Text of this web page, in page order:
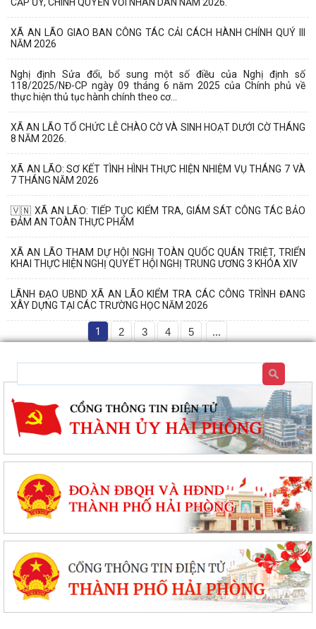
CẤP ỦY, CHÍNH QUYỀN VỚI NHÂN DÂN NĂM 2026.
XÃ AN LÃO GIAO BAN CÔNG TÁC CẢI CÁCH HÀNH CHÍNH QUÝ III
NĂM 2026
Nghị định Sửa đổi, bổ sung một số điều của Nghị định số
118/2025/NĐ-CP ngày 09 tháng 6 năm 2025 của Chính phủ về
thực hiện thủ tục hành chính theo cơ...
XÃ AN LÃO TỔ CHỨC LỄ CHÀO CỜ VÀ SINH HOẠT DƯỚI CỜ THÁNG
8 NĂM 2026.
XÃ AN LÃO: SƠ KẾT TÌNH HÌNH THỰC HIỆN NHIỆM VỤ THÁNG 7 VÀ
7 THÁNG NĂM 2026
🇻🇳 XÃ AN LÃO: TIẾP TỤC KIỂM TRA, GIÁM SÁT CÔNG TÁC BẢO
ĐẢM AN TOÀN THỰC PHẨM
XÃ AN LÃO THAM DỰ HỘI NGHỊ TOÀN QUỐC QUÁN TRIỆT, TRIỂN
KHAI THỰC HIỆN NGHỊ QUYẾT HỘI NGHỊ TRUNG ƯƠNG 3 KHÓA XIV
LÃNH ĐẠO UBND XÃ AN LÃO KIỂM TRA CÁC CÔNG TRÌNH ĐANG
XÂY DỰNG TẠI CÁC TRƯỜNG HỌC NĂM 2026
1 2 3 4 5 ...
nghị quyết quy định mức thu phí, lệ phí thuộc thẩm quyền của Hội đồng
nhân dân thành phố đối với...